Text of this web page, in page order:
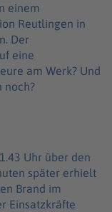
einem
Reutlingen in
Der
eine
am Werk? Und
noch?
Uhr über den
später erhielt
Brand im
Einsatzkräfte